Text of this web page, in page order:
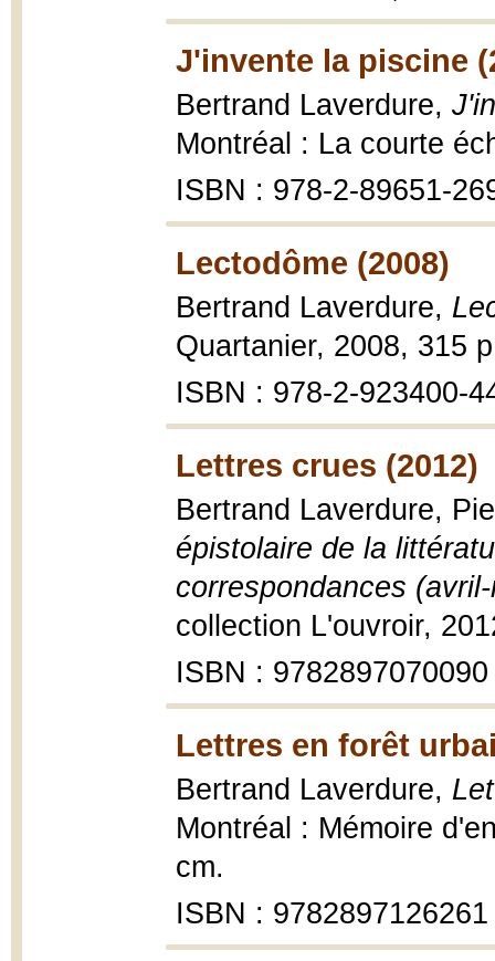
J'invente la piscine
Bertrand Laverdure,
Montréal : La courte
ISBN : 978-2-89651-
Lectodôme (2008)
Bertrand Laverdure,
Quartanier, 2008, 315
ISBN : 978-2-923400-
Lettres crues (2012)
Bertrand Laverdure,
épistolaire de la
correspondances
collection L'ouvroir,
ISBN : 9782897070090
Lettres en forêt
Bertrand Laverdure,
Montréal : Mémoire
cm.
ISBN : 9782897126261